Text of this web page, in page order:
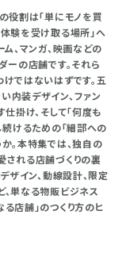
役割は「単にモノを買
験を受け取る場所」へ
、マンガ、映画などの
ーの店舗です。それら
ではないはずです。五
内装デザイン、ファン
掛け、そして「何度も
けるための「細部への
。本特集では、独自の
される店舗づくりの裏
ザイン、動線設計、限定
単なる物販ビジネス
店舗」のつくり方のヒ